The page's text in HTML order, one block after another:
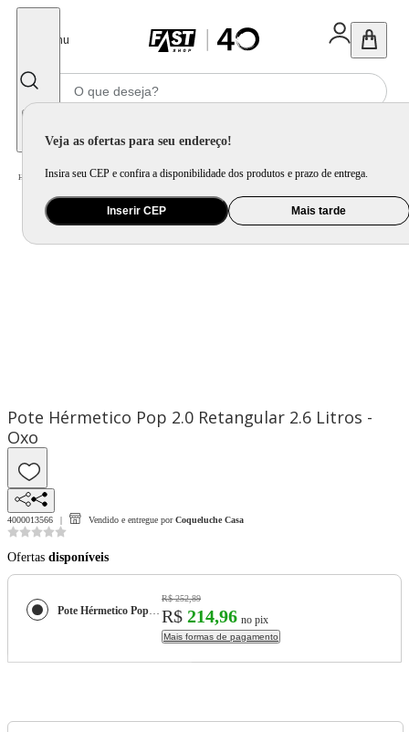
Menu
Veja as ofertas para seu endereço!
Insira seu CEP e confira a disponibilidade dos produtos e prazo de entrega.
Inserir CEP Mais tarde
Home Utilidade Doméstica Organização e Armazenamento / Porta Mantimento e Pote
Pote Hérmetico Pop 2.0 Retangular 2.6 Litros -
Oxo
4000013566 Vendido e entregue por Coqueluche Casa
Ofertas disponíveis
Pote Hérmetico Pop 2.0 Retangular 2.6 Litros - Oxo
R$ 252,89
R$ 214,96 no pix
Mais formas de pagamento